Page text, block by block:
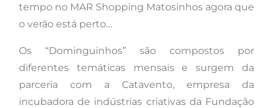
tempo no MAR Shopping Matosinhos agora que
o verão está perto…
Os “Dominguinhos” são compostos por
diferentes temáticas mensais e surgem da
parceria com a Catavento, empresa da
incubadora de indústrias criativas da Fundação